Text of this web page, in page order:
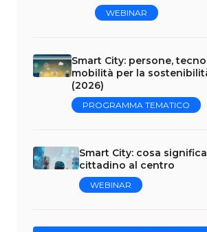
WEBINAR
Smart City: persone,
mobilità per la
(2026)
PROGRAMMA TEMATICO
Smart City: cosa
cittadino al centro
WEBINAR